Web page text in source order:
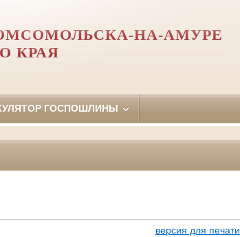
НА-АМУРЕ
КРАЯ
ГОСПОШЛИНЫ
версия для печати